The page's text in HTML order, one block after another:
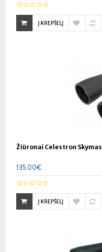
Į KREPŠELĮ
Žiūronai Celestron
135.00€
Į KREPŠELĮ